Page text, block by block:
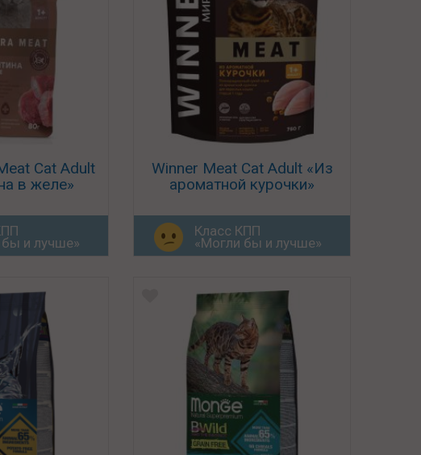
Cat Adult
в желе»
и лучше»
Winner Meat Cat Adult «Из
ароматной курочки»
Класс КПП
«Могли бы и лучше»